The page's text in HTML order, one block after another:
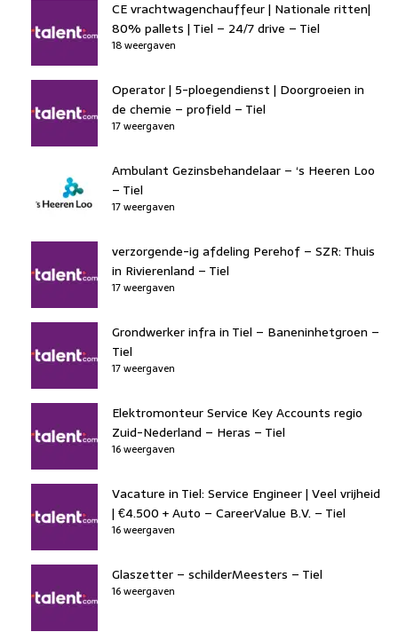
CE vrachtwagenchauffeur | Nationale ritten|
80% pallets | Tiel – 24/7 drive – Tiel
18 weergaven
Operator | 5-ploegendienst | Doorgroeien in
de chemie – profield – Tiel
17 weergaven
Ambulant Gezinsbehandelaar – ‘s Heeren Loo
– Tiel
17 weergaven
verzorgende-ig afdeling Perehof – SZR: Thuis
in Rivierenland – Tiel
17 weergaven
Grondwerker infra in Tiel – Baneninhetgroen –
Tiel
17 weergaven
Elektromonteur Service Key Accounts regio
Zuid-Nederland – Heras – Tiel
16 weergaven
Vacature in Tiel: Service Engineer | Veel vrijheid
| €4.500 + Auto – CareerValue B.V. – Tiel
16 weergaven
Glaszetter – schilderMeesters – Tiel
16 weergaven